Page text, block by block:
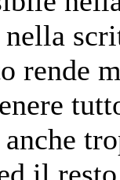
rende
il